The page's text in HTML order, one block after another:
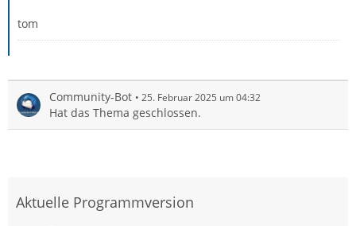
tom
Community-Bot 25. Februar 2025 um 04:32
Hat das Thema geschlossen.
Aktuelle Programmversion